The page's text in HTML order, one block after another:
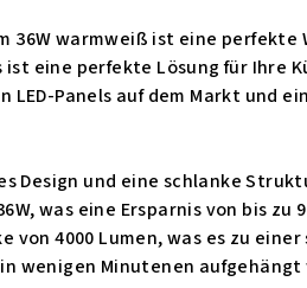
36W warmweiß ist eine
eine perfekte Lösung für Ihre
LED-Panels auf dem Markt und
Design und eine schlanke
was eine Ersparnis von bis zu
4000 Lumen, was es zu
wenigen Minutenen